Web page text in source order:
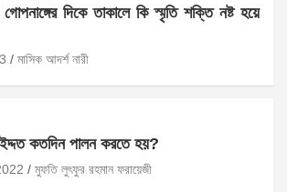
গোপনাঙ্গের দিকে তাকালে কি স্মৃতি শক্তি নষ্ট হয়ে
মাসিক আদর্শ নারী
কতদিন পালন করতে হয়?
মুফতি লুৎফুর রহমান ফরায়েজী